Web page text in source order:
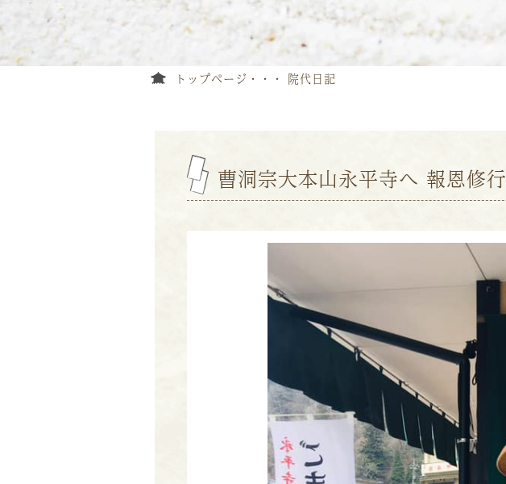
トップページ 院代日記
曹洞宗大本山永平寺へ 報恩修行